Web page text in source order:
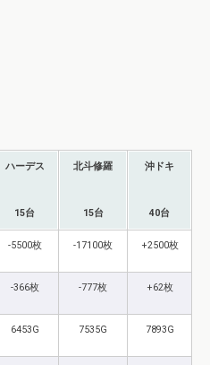
ハーデス
15台
北斗修羅
15台
沖ドキ
40台
-5500枚 -17100枚 +2500枚
-366枚 -777枚 +62枚
6453G 7535G 7893G